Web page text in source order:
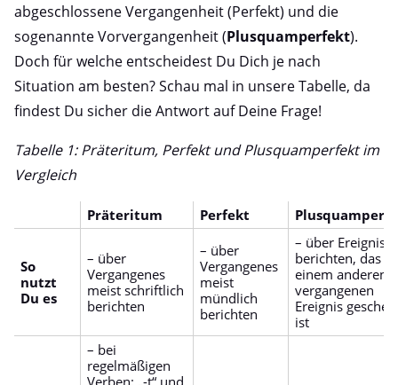
abgeschlossene Vergangenheit (Perfekt) und die
sogenannte Vorvergangenheit (Plusquamperfekt).
Doch für welche entscheidest Du Dich je nach
Situation am besten? Schau mal in unsere Tabelle, da
findest Du sicher die Antwort auf Deine Frage!
Tabelle 1: Präteritum, Perfekt und Plusquamperfekt im
Vergleich
Präteritum Perfekt
So
nutzt
Du es
– über
Vergangenes
meist schriftlich
berichten
– über
Vergangenes
meist
mündlich
berichten
– über Ereignis
berichten, das
einem anderen
vergangenen
Ereignis
ist
– bei
regelmäßigen
Verben: „-t“ und